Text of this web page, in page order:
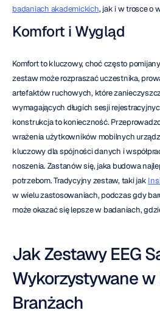
badaniach akademickich, jak i w trosce o
Komfort i Wygląd
Komfort to kluczowy, choć często
zestaw może rozpraszać uczestnika,
artefaktów ruchowych, które
wymagających długich sesji
konstrukcja to konieczność.
wrażenia użytkowników mobilnych
kluczowy dla spójności danych i
noszenia. Zastanów się, jaka budowa
potrzebom. Tradycyjny zestaw, taki jak
w wielu zastosowaniach, podczas gdy
może okazać się lepsze w badaniach,
Jak Zestawy EEG
Wykorzystywane w
Branżach